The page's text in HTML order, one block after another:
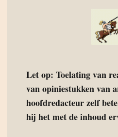
Let op: Toelating van
van opiniestukken van
hoofdredacteur zelf
hij het met de inhoud